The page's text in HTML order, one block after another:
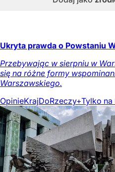
Ukryta prawda o Powstaniu
Przebywając w sierpniu w
się na różne formy
Warszawskiego.
OpinieKrajDoRzeczy+Tylko na